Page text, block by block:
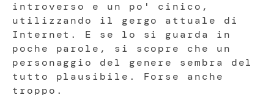
introverso e un po' cinico,
utilizzando il gergo attuale di
Internet. E se lo si guarda in
poche parole, si scopre che un
personaggio del genere sembra del
tutto plausibile. Forse anche
troppo.